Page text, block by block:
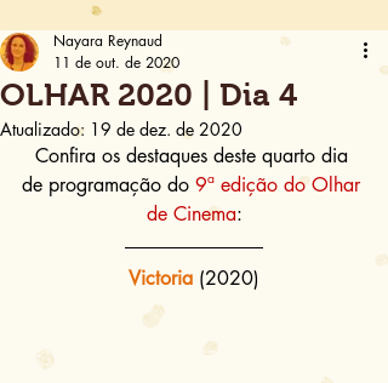
OLHAR 2020 | Dia 4
Nayara Reynaud
11 de out. de 2020
Atualizado: 19 de dez. de 2020
Confira os destaques deste quarto dia
de programação do 9ª edição do Olhar
de Cinema:
Victoria (2020)